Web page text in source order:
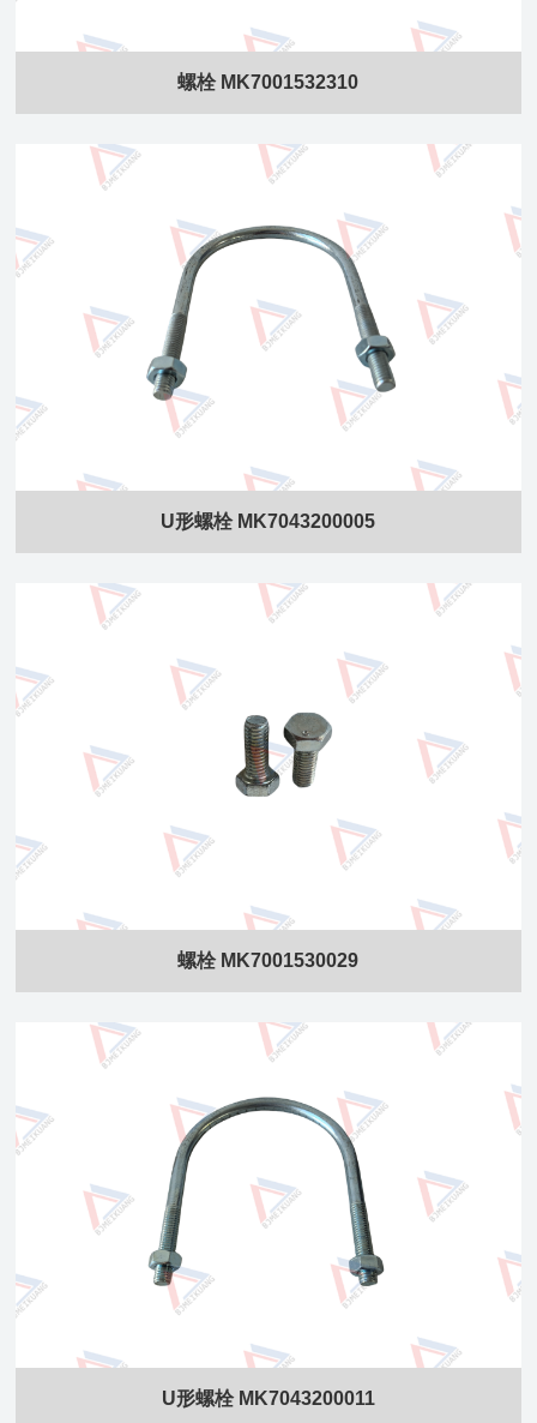
螺栓 MK7001532310
U形螺栓 MK7043200005
螺栓 MK7001530029
U形螺栓 MK7043200011